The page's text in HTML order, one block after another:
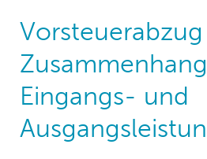
Eingangs- und